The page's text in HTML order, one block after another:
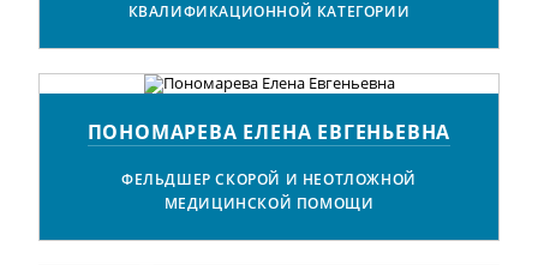
КВАЛИФИКАЦИОННОЙ КАТЕГОРИИ
ПОНОМАРЕВА ЕЛЕНА ЕВГЕНЬЕВНА
ФЕЛЬДШЕР СКОРОЙ И НЕОТЛОЖНОЙ
МЕДИЦИНСКОЙ ПОМОЩИ